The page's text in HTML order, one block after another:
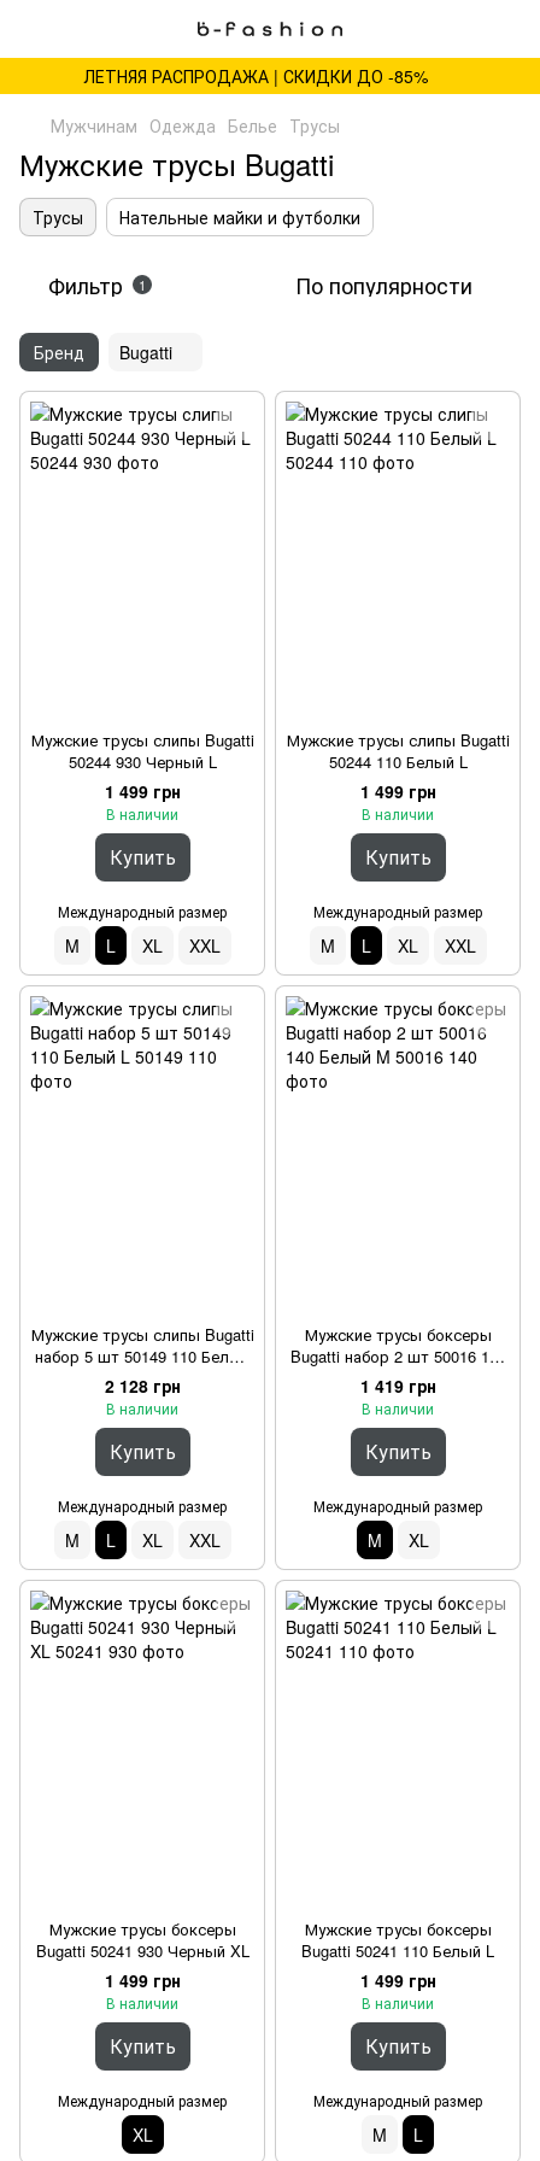
ЛЕТНЯЯ РАСПРОДАЖА | СКИДКИ ДО -85%
Мужчинам Одежда Белье Трусы
Мужские трусы Bugatti
Трусы Нательные майки и футболки
Фильтр 1 По популярности
Бренд Bugatti
Мужские трусы слипы Bugatti
50244 930 Черный L
1 499 грн
В наличии
Купить
Международный размер
M L XL XXL
Мужские трусы слипы Bugatti
50244 110 Белый L
1 499 грн
В наличии
Купить
Международный размер
M L XL XXL
Мужские трусы слипы Bugatti
набор 5 шт 50149 110 Белый
L
2 128 грн
В наличии
Купить
Международный размер
M L XL XXL
Мужские трусы боксеры
Bugatti набор 2 шт 50016 140
Белый M
1 419 грн
В наличии
Купить
Международный размер
M XL
Мужские трусы боксеры
Bugatti 50241 930 Черный XL
1 499 грн
В наличии
Купить
Международный размер
XL
Мужские трусы боксеры
Bugatti 50241 110 Белый L
1 499 грн
В наличии
Купить
Международный размер
M L